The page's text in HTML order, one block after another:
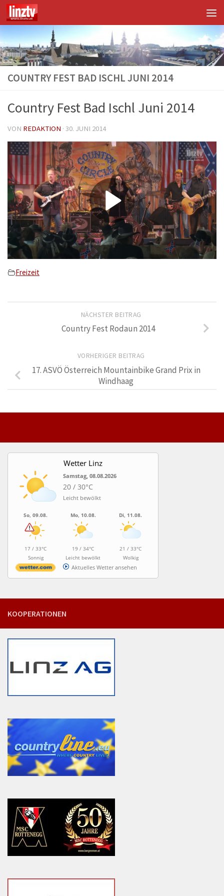
Unter dem Inhalt
COUNTRY FEST BAD ISCHL JUNI 2014
Country Fest Bad Ischl Juni 2014
VON REDAKTION · 30. JUNI 2014
Freizeit
NÄCHSTER BEITRAG
Country Fest Rodaun 2014
VORHERIGER BEITRAG
17. ASVÖ Österreich Mountainbike Grand Prix in
Windhaag
Wetter Linz
Samstag, 08.08.2026
20 / 30°C
Leicht bewölkt
So, 09.08.
17 / 33°C
Sonnig
Mo, 10.08.
19 / 34°C
Leicht bewölkt
Di, 11.08.
21 / 33°C
Wolkig
Aktuelles Wetter ansehen
KOOPERATIONEN